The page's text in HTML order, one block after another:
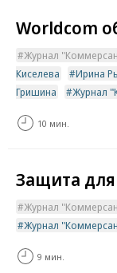
Worldcom
Журнал
Киселева
Ирина
Гришина
Журнал
10 мин.
Защита
Журнал
Журнал
9 мин.